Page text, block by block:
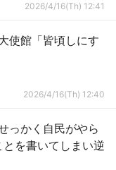
2026/4/16(Th) 12:41
使館「皆頃しにす
2026/4/16(Th) 12:40
っかく自民がやら
を書いてしまい逆